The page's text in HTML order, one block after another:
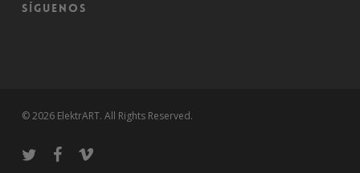
SÍGUENOS
© 2026 ElektrART. All Rights Reserved.
twitter facebook
vimeo